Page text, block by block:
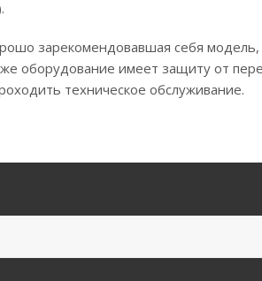
зарекомендовавшая себя модель,
оборудование имеет защиту от
техническое обслуживание.